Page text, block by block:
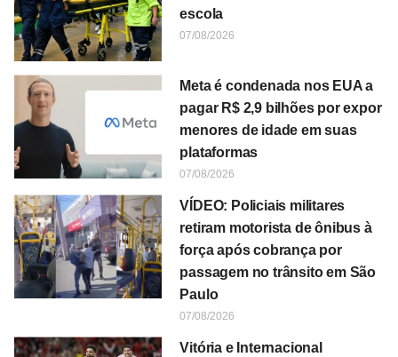
escola
07/08/2026
Meta é condenada nos EUA a
pagar R$ 2,9 bilhões por expor
menores de idade em suas
plataformas
07/08/2026
VÍDEO: Policiais militares
retiram motorista de ônibus à
força após cobrança por
passagem no trânsito em São
Paulo
07/08/2026
Vitória e Internacional